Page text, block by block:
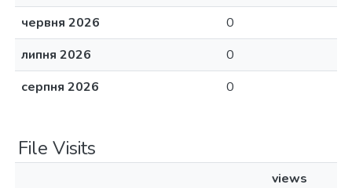
червня 2026
0
липня 2026
0
серпня 2026
0
File Visits
views